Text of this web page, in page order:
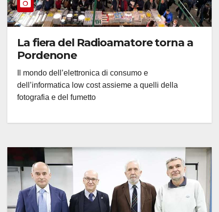
La fiera del Radioamatore torna a
Pordenone
Il mondo dell’elettronica di consumo e
dell’informatica low cost assieme a quelli della
fotografia e del fumetto